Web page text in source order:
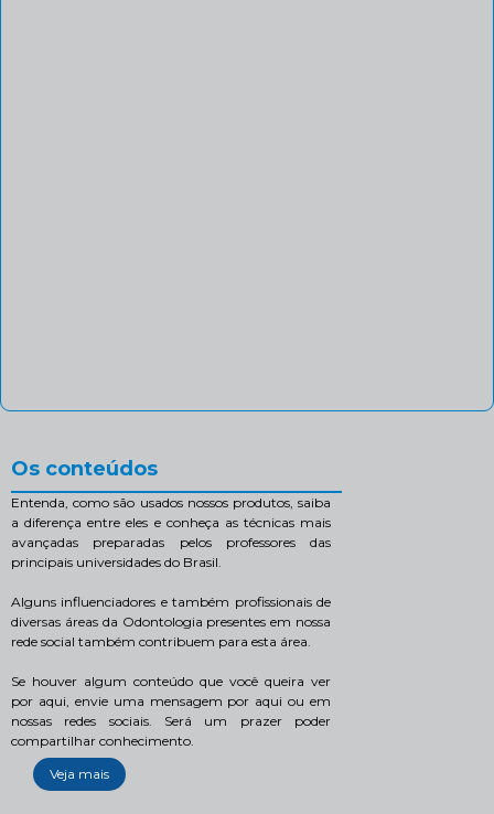
Os conteúdos
Entenda, como são usados nossos produtos, saiba
a diferença entre eles e conheça as técnicas mais
avançadas preparadas pelos professores das
principais universidades do Brasil.
Alguns influenciadores e também profissionais de
diversas áreas da Odontologia presentes em nossa
rede social também contribuem para esta área.
Se houver algum conteúdo que você queira ver
por aqui, envie uma mensagem por aqui ou em
nossas redes sociais. Será um prazer poder
compartilhar conhecimento.
Veja mais